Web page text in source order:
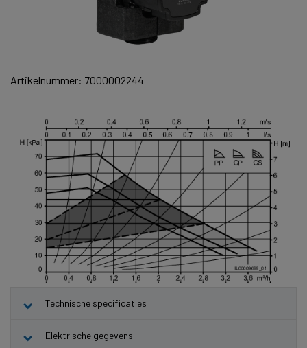
Artikelnummer: 7000002244
Technische specificaties
Elektrische gegevens